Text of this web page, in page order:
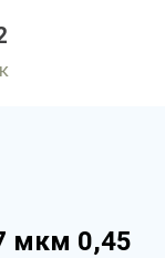
мкм 0,45